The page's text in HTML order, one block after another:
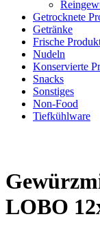
Getrocknete
Getränke
Frische
Nudeln
Konservierte
Snacks
Sonstiges
Non-Food
Tiefkühlware
LOBO